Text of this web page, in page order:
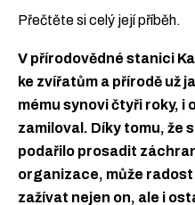
Přečtěte si celý její příběh.
V přírodovědné stanici
ke zvířatům a přírodě už
mému synovi čtyři roky, i
zamiloval. Díky tomu, že
podařilo prosadit
organizace, může
zažívat nejen on, ale i